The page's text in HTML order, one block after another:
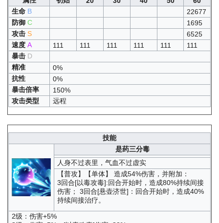
生命 B
22677
防御 C
1695
攻击 S
6525
速度 A 111 111 111 111 111
111
暴击 D
精准
0%
抗性
0%
暴击倍率
150%
攻击类型
远程
技能
是药三分毒
人身不过表里，气血不过虚实
【普攻】【单体】 造成54%伤害，并附加：
3回合[以毒攻毒]:回合开始时，造成80%持续间接
伤害； 3回合[悬壶济世]：回合开始时，造成40%
持续间接治疗。
2级：伤害+5%